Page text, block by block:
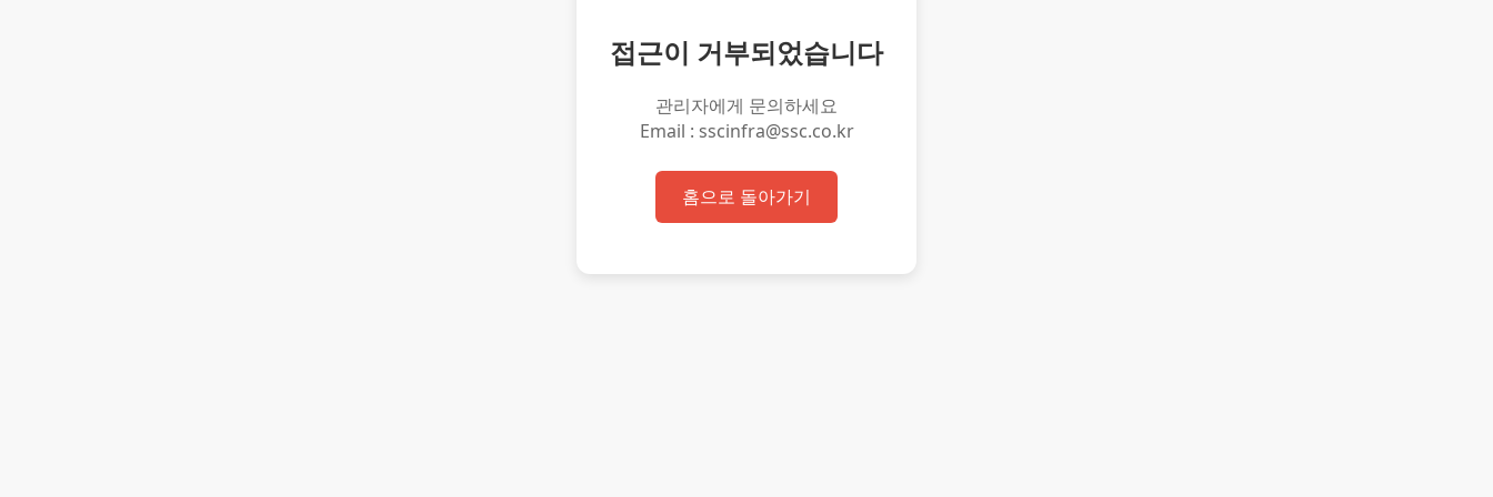
접근이 거부되었습니다
관리자에게 문의하세요
Email : sscinfra@ssc.co.kr
홈으로 돌아가기